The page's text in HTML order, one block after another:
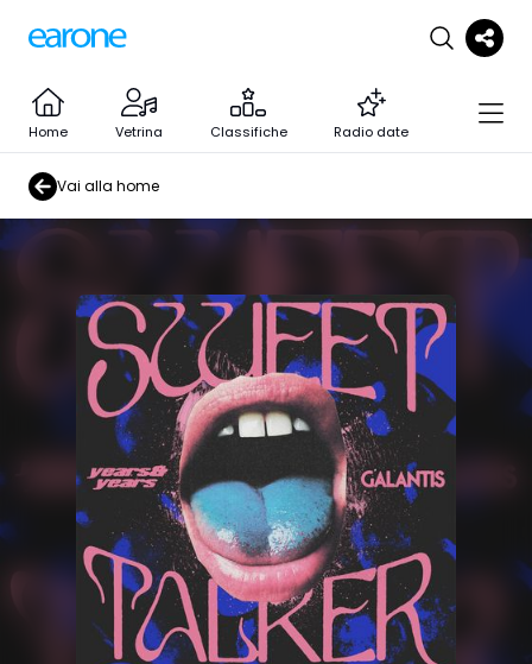
Home Vetrina Classifiche Radio date
Vai alla home